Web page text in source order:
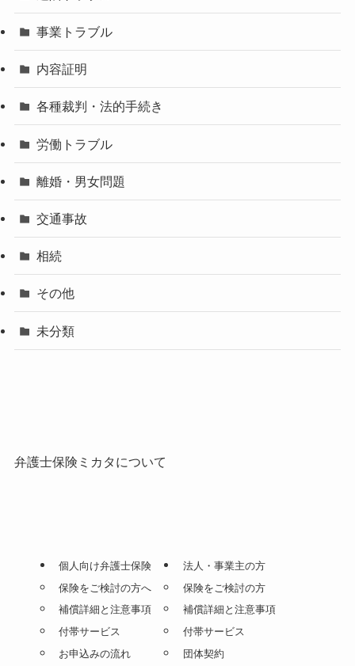
事業トラブル
内容証明
各種裁判・法的手続き
労働トラブル
離婚・男女問題
交通事故
相続
その他
未分類
弁護士保険ミカタについて
個人向け弁護士保険
保険をご検討の方へ
補償詳細と注意事項
付帯サービス
お申込みの流れ
法人・事業主の方
保険をご検討の方
補償詳細と注意事項
付帯サービス
団体契約